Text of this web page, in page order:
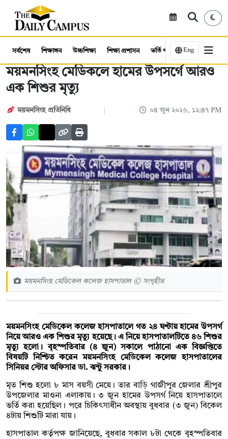
সর্বশেষ শিক্ষাঙ্গন উচ্চশিক্ষা শিক্ষা প্রশাসন ভর্তি পরীক্ষা কর্মসংস্থান
Eng
ময়মনসিংহ মেডিকলে হামের উপসর্গে আরও
এক শিশুর মৃত্যু
ময়মনসিংহ প্রতিনিধি ০৪ জুন ২০২৬, ১২:৪৭ PM
ময়মনসিংহ মেডিকেল কলেজ হাসপাতাল © সংগৃহীত
ময়মনসিংহ মেডিকেল কলেজ হাসপাতালে গত ২৪ ঘণ্টায় হামের উপসর্গ
নিয়ে আরও এক শিশুর মৃত্যু হয়েছে। এ নিয়ে হাসপাতালটিতে ৪৬ শিশুর
মৃত্যু হলো। বৃহস্পতিবার (৪ জুন) সকালে পাঠানো এক বিজ্ঞপ্তিতে
বিষয়টি নিশ্চিত করেন ময়মনসিংহ মেডিকেল কলেজ হাসপাতালের
সিনিয়র স্টোর অফিসার ডা. ঝন্টু সরকার।
মৃত শিশু হলো ৮ মাস বয়সী মেয়ে। তার বাড়ি গাজীপুর জেলার শ্রীপুর
উপজেলার মাওনা এলাকায়। ৩ জুন হামের উপসর্গ নিয়ে হাসপাতালে
ভর্তি করা হয়েছিল। পরে চিকিৎসাধীন অবস্থায় বুধবার (৩ জুন) বিকেল
৪টায় শিশুটি মারা যায়।
হাসপাতাল কর্তৃপক্ষ জানিয়েছে, বুধবার সকাল ৮টা থেকে বৃহস্পতিবার